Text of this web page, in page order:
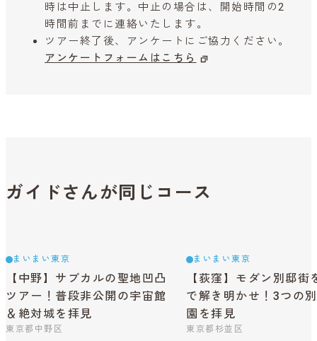
時は中止します。中止の場合は、開始時間の2
時間前までに連絡いたします。
ツアー終了後、アンケートにご協力ください。
アンケートフォームはこちら
ガイドさんが同じコース
まいまい東京
【中野】サブカルの聖地凹凸
ツアー！普段非公開の宇宙館
＆絶対城を拝見
東京都中野区
まいまい東京
【荻窪】モダン別邸街
で解き明かせ！3つの
園を拝見
東京都杉並区